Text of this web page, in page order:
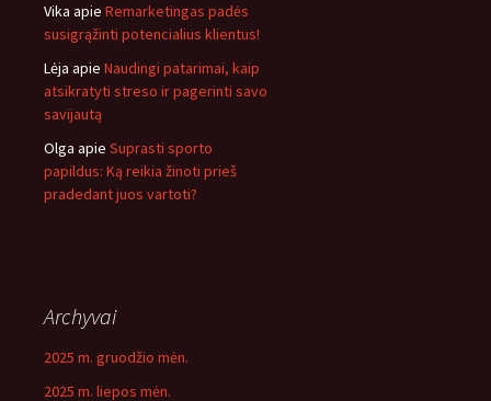
Vika apie Remarketingas padės
susigrąžinti potencialius klientus!
Lėja apie Naudingi patarimai, kaip
atsikratyti streso ir pagerinti savo
savijautą
Olga apie Suprasti sporto
papildus: Ką reikia žinoti prieš
pradedant juos vartoti?
Archyvai
2025 m. gruodžio mėn.
2025 m. liepos mėn.